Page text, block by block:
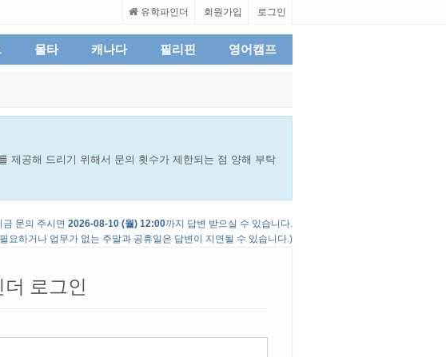
유학파인더 회원가입 로그인
몰타 캐나다 필리핀 영어캠프
제공해 드리기 위해서 문의 횟수가 제한되는 점 양해 부탁
금 문의 주시면 2026-08-10 (월) 12:00까지 답변 받으실 수 있습니다.
요하거나 업무가 없는 주말과 공휴일은 답변이 지연될 수 있습니다.)
로그인